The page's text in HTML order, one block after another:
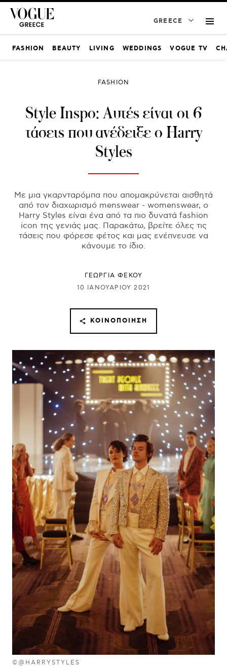
GREECE
FASHION BEAUTY LIVING WEDDINGS VOGUE TV
©@HARRYSTYLES
FASHION
Style Inspo: Aυτές είναι οι 6
τάσεις που ανέδειξε ο Harry
Styles
Με μια γκαρνταρόμπα που απομακρύνεται αισθητά
από τον διαχωρισμό menswear - womenswear, ο
Harry Styles είναι ένα από τα πιο δυνατά fashion
icon της γενιάς μας. Παρακάτω, βρείτε όλες τις
τάσεις που φόρεσε φέτος και μας ενέπνευσε να
κάνουμε το ίδιο.
ΓΕΩΡΓΙΑ ΦΕΚΟΥ
10 ΙΑΝΟΥΑΡΊΟΥ 2021
ΚΟΙΝΟΠΟΊΗΣΗ